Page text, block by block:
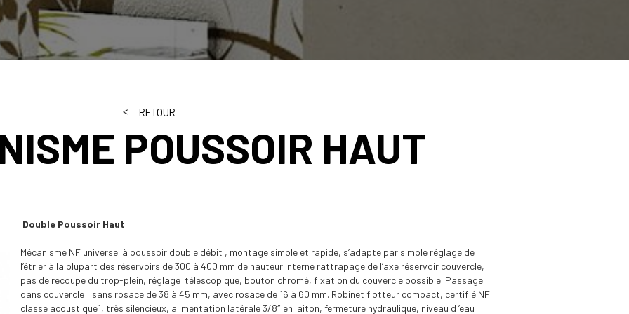
RETOUR
POUSSOIR HAUT
Double Poussoir Haut
Mécanisme NF universel à poussoir double débit , montage simple et rapide, s’adapte par simple réglage de
l’étrier à la plupart des réservoirs de 300 à 400 mm de hauteur interne rattrapage de l’axe réservoir couvercle,
pas de recoupe du trop-plein, réglage télescopique, bouton chromé, fixation du couvercle possible. Passage
dans couvercle : sans rosace de 38 à 45 mm, avec rosace de 16 à 60 mm. Robinet flotteur compact, certifié NF
classe acoustique1, très silencieux, alimentation latérale 3/8″ en laiton, fermeture hydraulique, niveau d ’eau